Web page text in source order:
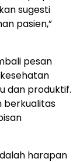
sugesti
pasien,”
pesan
dan produktif.
berkualitas
harapan